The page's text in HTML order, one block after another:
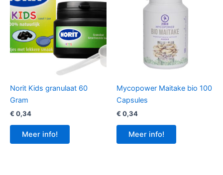
Norit Kids granulaat 60
Gram
€ 0,34
Meer info!
Mycopower Maitake bio 100
Capsules
€ 0,34
Meer info!